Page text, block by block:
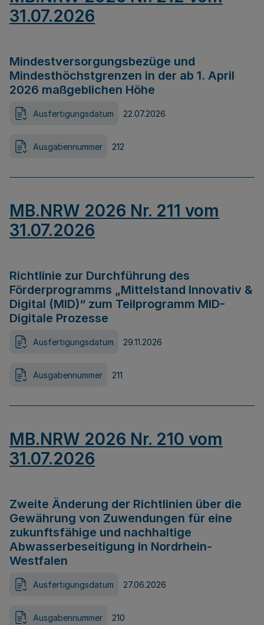
31.07.2026
Mindestversorgungsbezüge und
Mindesthöchstgrenzen in der ab 1. April
2026 maßgeblichen Höhe
Ausfertigungsdatum 22.07.2026
Ausgabennummer 212
MB.NRW 2026 Nr. 211 vom
31.07.2026
Richtlinie zur Durchführung des
Förderprogramms „Mittelstand Innovativ &
Digital (MID)“ zum Teilprogramm MID-
Digitale Prozesse
Ausfertigungsdatum 29.11.2026
Ausgabennummer 211
MB.NRW 2026 Nr. 210 vom
31.07.2026
Zweite Änderung der Richtlinien über die
Gewährung von Zuwendungen für eine
zukunftsfähige und nachhaltige
Abwasserbeseitigung in Nordrhein-
Westfalen
Ausfertigungsdatum 27.06.2026
Ausgabennummer 210